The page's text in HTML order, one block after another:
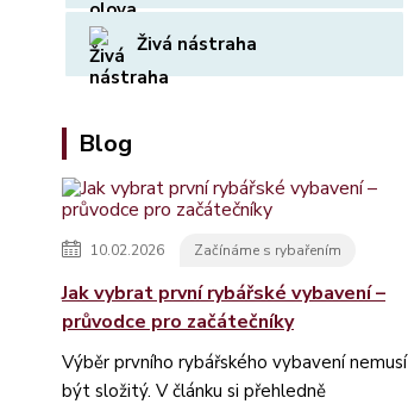
Živá nástraha
Blog
10.02.2026 Začínáme s rybařením
Jak vybrat první rybářské vybavení –
průvodce pro začátečníky
Výběr prvního rybářského vybavení nemusí
být složitý. V článku si přehledně